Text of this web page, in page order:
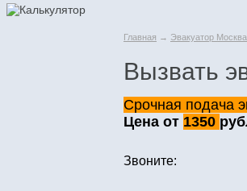
Главная → Эвакуатор Москва
Вызвать
Срочная подача
Цена от 1350
Звоните: